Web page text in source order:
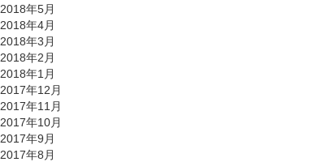
2018年5月
2018年4月
2018年3月
2018年2月
2018年1月
2017年12月
2017年11月
2017年10月
2017年9月
2017年8月